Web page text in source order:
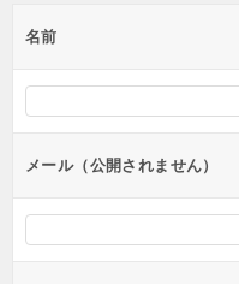
ー
シ
ン
名前
メール（公開されません）